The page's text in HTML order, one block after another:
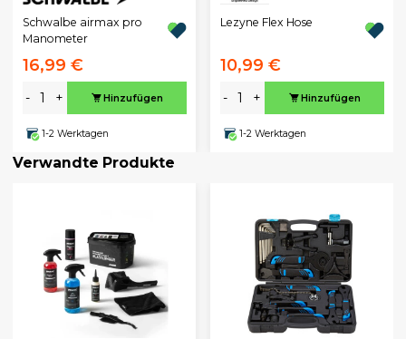
Schwalbe airmax pro
Manometer
16,99 €
- + Hinzufügen
1-2 Werktagen
Lezyne Flex Hose
10,99 €
- + Hinzufügen
1-2 Werktagen
Verwandte Produkte